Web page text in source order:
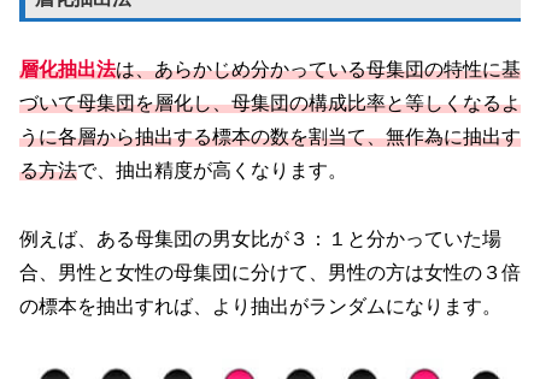
層化抽出法は、あらかじめ分かっている母集団の特性に基
づいて母集団を層化し、母集団の構成比率と等しくなるよ
うに各層から抽出する標本の数を割当て、無作為に抽出す
る方法で、抽出精度が高くなります。
例えば、ある母集団の男女比が３：１と分かっていた場
合、男性と女性の母集団に分けて、男性の方は女性の３倍
の標本を抽出すれば、より抽出がランダムになります。